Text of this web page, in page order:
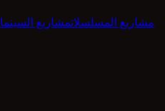
مشاريع المسلسلاتمشاريع السينما